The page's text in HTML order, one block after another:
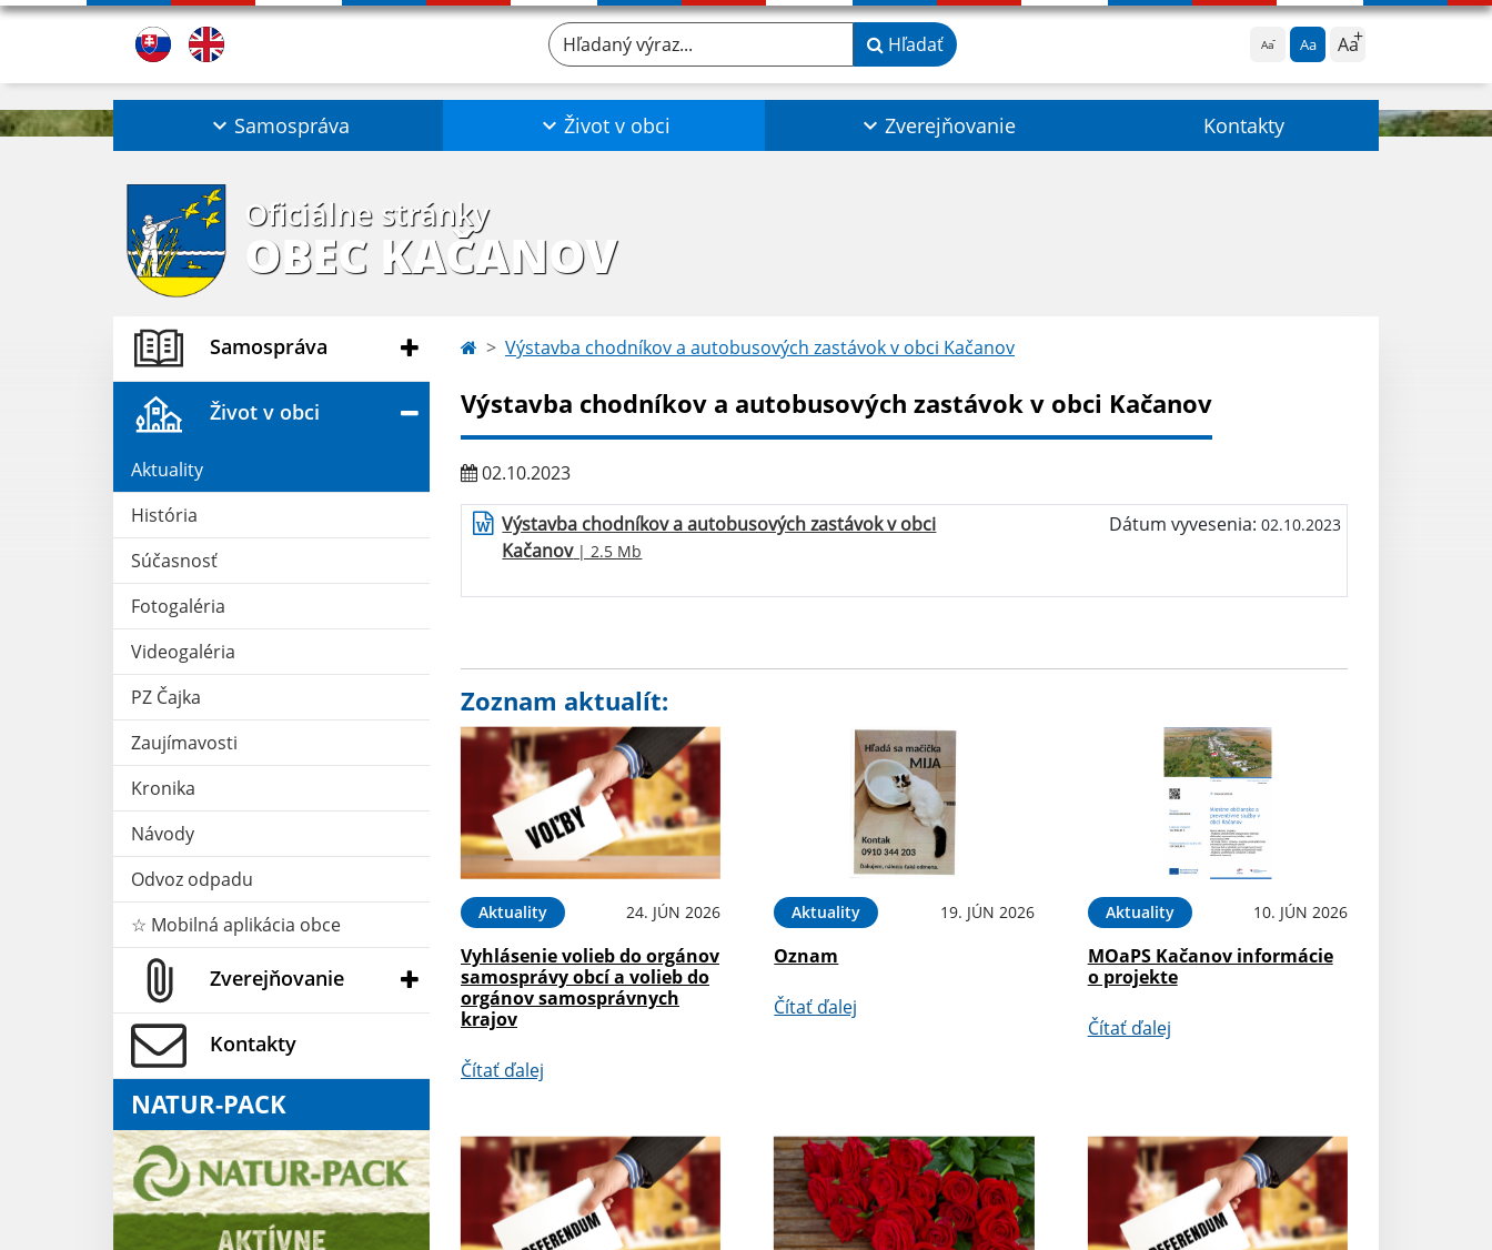
Aa Aa Aa
Hľadaný výraz... Hľadať
Samospráva Život v obci Zverejňovanie Kontakty
Oficiálne stránky
OBEC KAČANOV
Samospráva
Život v obci
Aktuality
História
Súčasnosť
Fotogaléria
Videogaléria
PZ Čajka
Zaujímavosti
Kronika
Návody
Odvoz odpadu
☆ Mobilná aplikácia obce
Zverejňovanie
Kontakty
NATUR-PACK
Výstavba chodníkov a autobusových zastávok v obci Kačanov
Výstavba chodníkov a autobusových zastávok v obci Kačanov
02.10.2023
Výstavba chodníkov a autobusových zastávok v obci
Kačanov| 2.5 Mb
Dátum vyvesenia: 02.10.2023
Zoznam aktualít:
Aktuality 24. JÚN 2026
Vyhlásenie volieb do orgánov
samosprávy obcí a volieb do
orgánov samosprávnych
krajov
Čítať ďalej
Aktuality 19. JÚN 2026
Oznam
Čítať ďalej
Aktuality 10. JÚN 2026
MOaPS Kačanov informácie
o projekte
Čítať ďalej